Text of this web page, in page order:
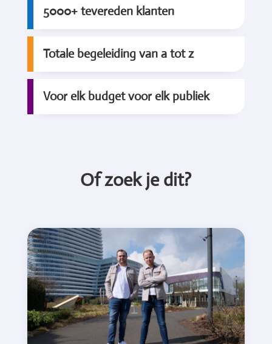
5000+ tevereden klanten
Totale begeleiding van a tot z
Voor elk budget voor elk publiek
Of zoek je dit?